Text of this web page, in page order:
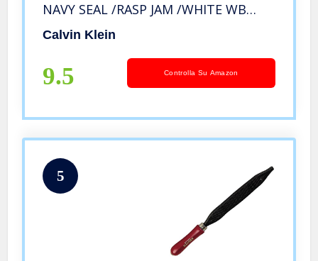
NAVY SEAL /RASP JAM /WHITE WB
KL5), Small
Calvin Klein
9.5 Controlla Su Amazon
5